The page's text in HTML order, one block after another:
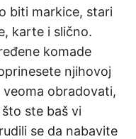
biti markice, stari
karte i slično.
komade
njihovoj
obradovati,
ste baš vi
se da nabavite